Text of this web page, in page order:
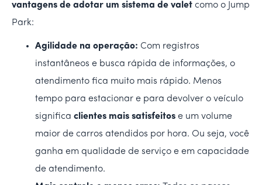
vantagens de adotar um sistema de valet como o Jump
Park:
Agilidade na operação: Com registros
instantâneos e busca rápida de informações, o
atendimento fica muito mais rápido. Menos
tempo para estacionar e para devolver o veículo
significa clientes mais satisfeitos e um volume
maior de carros atendidos por hora. Ou seja, você
ganha em qualidade de serviço e em capacidade
de atendimento.